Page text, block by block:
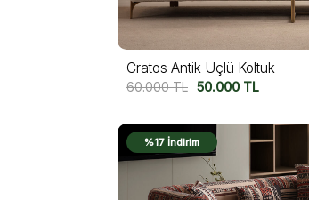
Cratos Antik Üçlü Koltuk
60.000TL 50.000 TL
%17 İndirim